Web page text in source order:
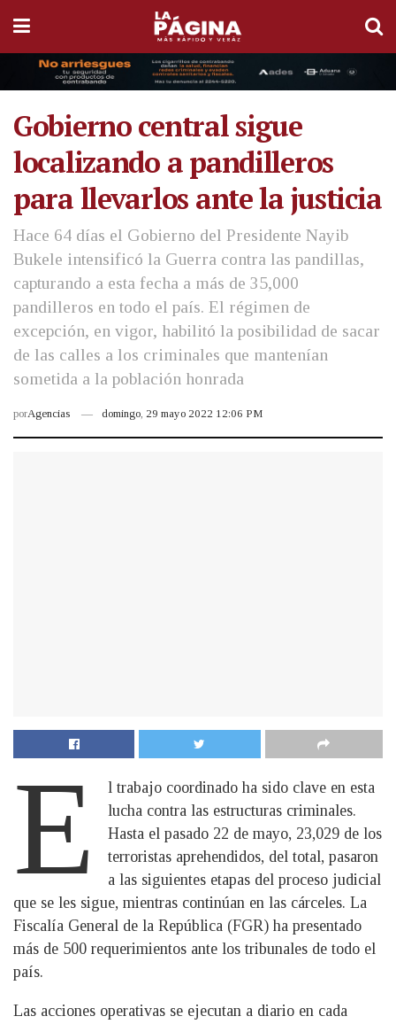
Gobierno central sigue
localizando a pandilleros
para llevarlos ante la justicia
Hace 64 días el Gobierno del Presidente Nayib
Bukele intensificó la Guerra contra las pandillas,
capturando a esta fecha a más de 35,000
pandilleros en todo el país. El régimen de
excepción, en vigor, habilitó la posibilidad de sacar
de las calles a los criminales que mantenían
sometida a la población honrada
porAgencias domingo, 29 mayo 2022 12:06 PM
E
l trabajo coordinado ha sido clave en esta
lucha contra las estructuras criminales.
Hasta el pasado 22 de mayo, 23,029 de los
terroristas aprehendidos, del total, pasaron
a las siguientes etapas del proceso judicial
que se les sigue, mientras continúan en las cárceles. La
Fiscalía General de la República (FGR) ha presentado
más de 500 requerimientos ante los tribunales de todo el
país.
Las acciones operativas se ejecutan a diario en cada